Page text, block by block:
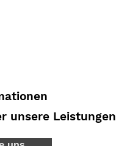
unsere Leistungen